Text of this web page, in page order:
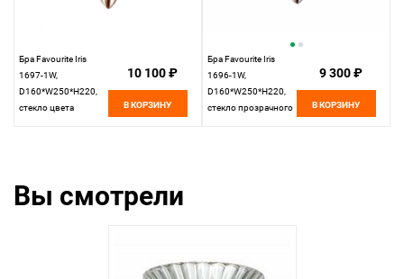
Бра Favourite Iris
1697-1W,
D160*W250*H220,
стекло цвета
10 100 ₽
В КОРЗИНУ
Бра Favourite Iris
1696-1W,
D160*W250*H220,
стекло прозрачного
9 300 ₽
В КОРЗИНУ
Вы смотрели